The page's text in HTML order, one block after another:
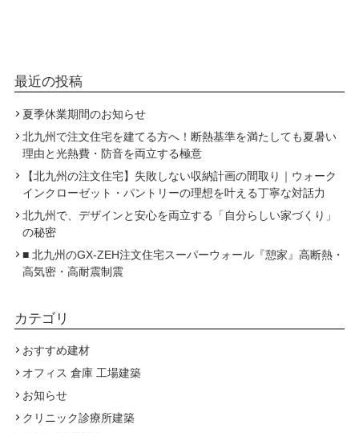
最近の投稿
夏季休業期間のお知らせ
北九州で注文住宅を建てる方へ！断熱基準を満たしても夏暑い
理由と光熱費・防音を両立する極意
【北九州の注文住宅】失敗しない収納計画の間取り｜ウォーク
インクローゼット・パントリーの理想を叶える丁寧な対話力
北九州で、デザインと安心を両立する「自分らしい家づくり」
の秘密
■ 北九州のGX-ZEH注文住宅スーパーウォール『憩家』高断熱・
高気密・高耐震制震
カテゴリ
おすすめ建材
オフィス 倉庫 工場建築
お知らせ
クリニック診療所建築